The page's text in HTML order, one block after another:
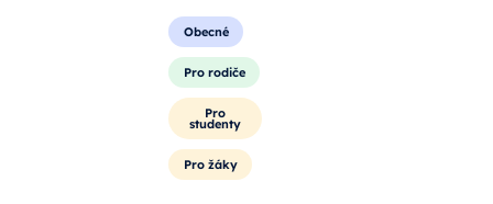
Obecné
Pro rodiče
Pro
studenty
Pro žáky